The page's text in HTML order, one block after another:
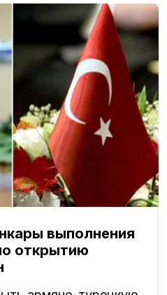
выполнения
открытию